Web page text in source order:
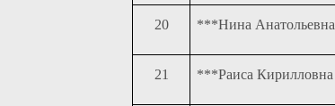
20 ***Нина Анатольевна
21 ***Раиса Кирилловна